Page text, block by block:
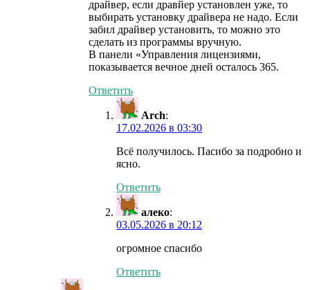
драйвер, если дравйер установлен уже, то
выбирать установку драйвера не надо. Если
забил драйвер установить, то можно это
сделать из программы вручную.
В панели «Управления лицензиями,
показывается вечное дней осталось 365.
Ответить
Arch:
17.02.2026 в 03:30
Всё получилось. Пасибо за подробно и
ясно.
Ответить
алеко:
03.05.2026 в 20:12
огромное спасибо
Ответить